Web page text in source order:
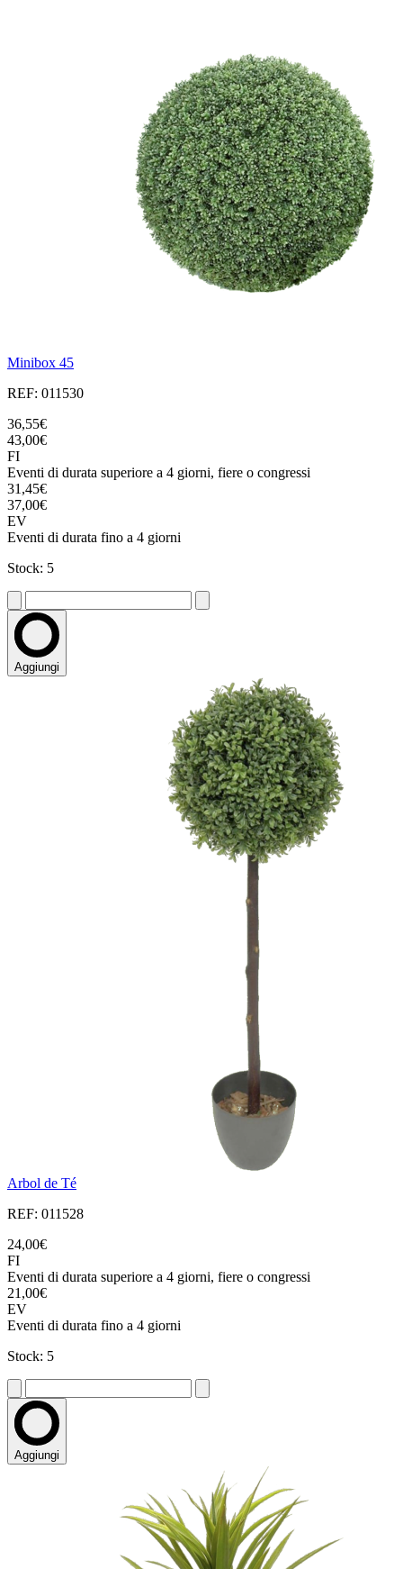
Minibox 45
REF: 011530
36,55€
43,00€
FI
Eventi di durata superiore a 4 giorni, fiere o congressi
31,45€
37,00€
EV
Eventi di durata fino a 4 giorni
Stock: 5
Aggiungi
Arbol de Té
REF: 011528
24,00€
FI
Eventi di durata superiore a 4 giorni, fiere o congressi
21,00€
EV
Eventi di durata fino a 4 giorni
Stock: 5
Aggiungi